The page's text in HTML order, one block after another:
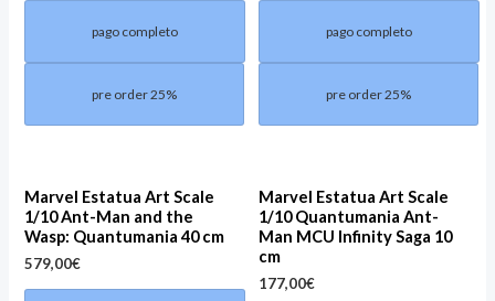
pago completo
pre order 25%
pago completo
pre order 25%
Marvel Estatua Art Scale
1/10 Ant-Man and the
Wasp: Quantumania 40 cm
579,00€
Marvel Estatua Art Scale
1/10 Quantumania Ant-
Man MCU Infinity Saga 10
cm
177,00€